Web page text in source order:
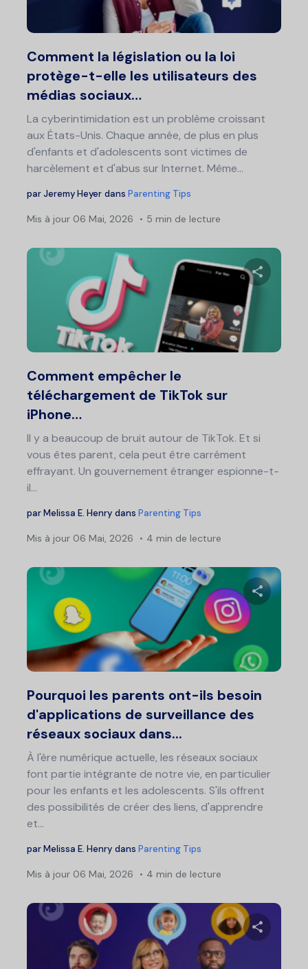
Comment la législation ou la loi
protège-t-elle les utilisateurs des
médias sociaux…
La cyberintimidation est un problème croissant
aux États-Unis. Chaque année, de plus en plus
d'enfants et d'adolescents sont victimes de
harcèlement et d'abus sur Internet. Même...
parJeremy Heyer dans Parenting Tips
Mis à jour 06 Mai, 2026 5 min de lecture
Comment empêcher le
téléchargement de TikTok sur
iPhone…
Il y a beaucoup de bruit autour de TikTok. Et si
vous êtes parent, cela peut être carrément
effrayant. Un gouvernement étranger espionne-t-
il...
parMelissa E. Henry dans Parenting Tips
Mis à jour 06 Mai, 2026 4 min de lecture
Pourquoi les parents ont-ils besoin
d'applications de surveillance des
réseaux sociaux dans...
À l'ère numérique actuelle, les réseaux sociaux
font partie intégrante de notre vie, en particulier
pour les enfants et les adolescents. S'ils offrent
des possibilités de créer des liens, d'apprendre
et...
parMelissa E. Henry dans Parenting Tips
Mis à jour 06 Mai, 2026 4 min de lecture